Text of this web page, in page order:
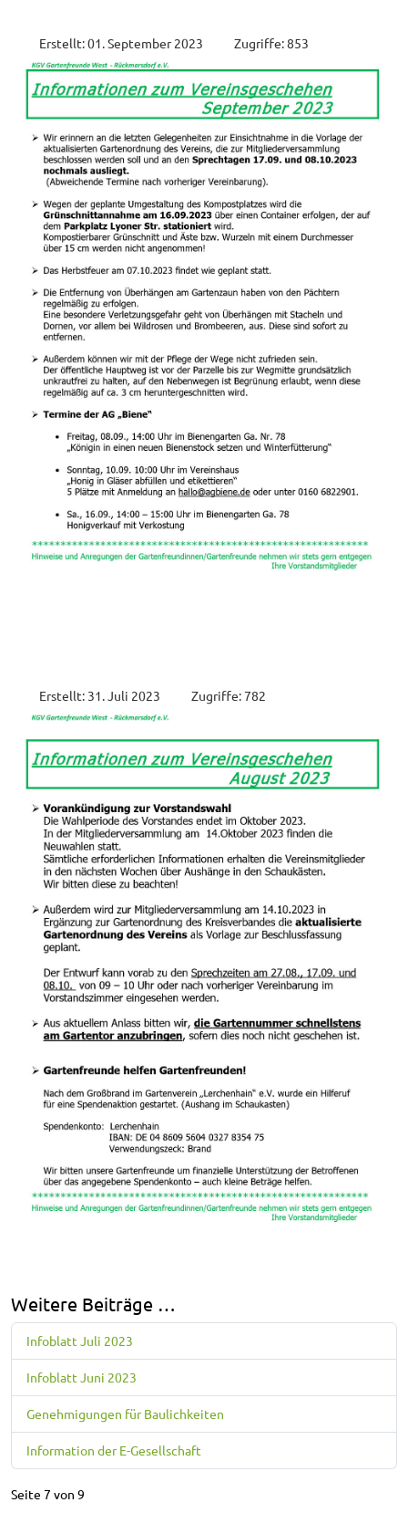
Erstellt: 01. September 2023 Zugriffe: 853
Erstellt: 31. Juli 2023 Zugriffe: 782
Weitere Beiträge …
Infoblatt Juli 2023
Infoblatt Juni 2023
Genehmigungen für Baulichkeiten
Information der E-Gesellschaft
Seite 7 von 9